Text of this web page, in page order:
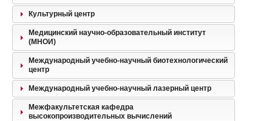
Культурный центр
Медицинский научно-образовательный институт
(МНОИ)
Международный учебно-научный биотехнологический
центр
Международный учебно-научный лазерный центр
Межфакультетская кафедра
высокопроизводительных вычислений